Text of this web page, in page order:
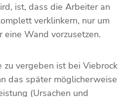
ist, dass die Arbeiter an
verklinkern, nur um
Wand vorzusetzen.
vergeben ist bei Viebrock
das später möglicherweise
(Ursachen und